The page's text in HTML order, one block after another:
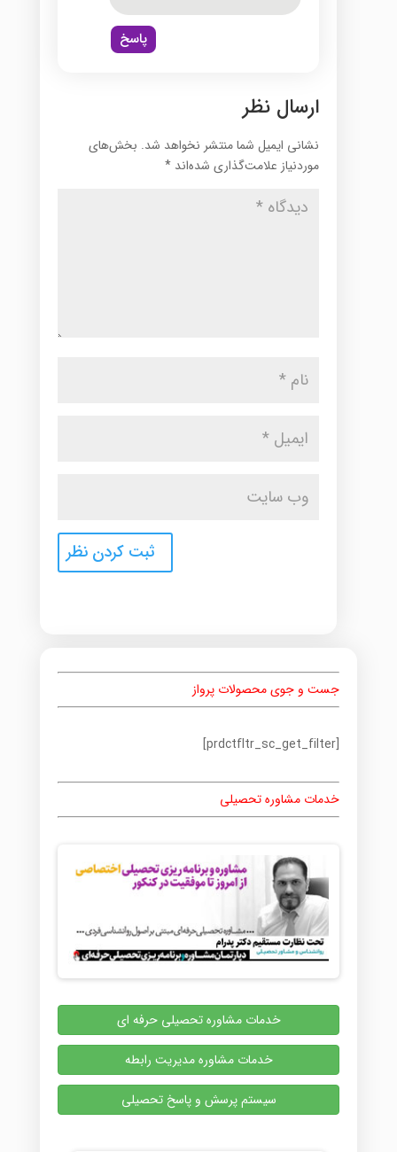
پاسخ
ارسال نظر
نشانی ایمیل شما منتشر نخواهد شد. بخش‌های
موردنیاز علامت‌گذاری شده‌اند *
جست و جوی محصولات پرواز
[prdctfltr_sc_get_filter]
خدمات مشاوره تحصیلی
خدمات مشاوره تحصیلی حرفه ای
خدمات مشاوره مدیریت رابطه
سیستم پرسش و پاسخ تحصیلی